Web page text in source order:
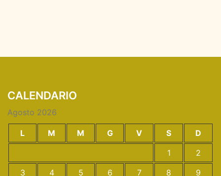
CALENDARIO
Agosto 2026
L M M G V S
D
1
2
3
4 5 6 7 8
9